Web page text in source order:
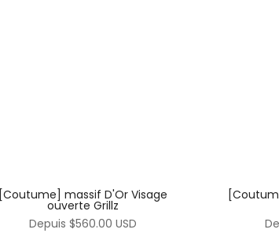
[Coutume] massif D'Or Visage
ouverte Grillz
Depuis $560.00 USD